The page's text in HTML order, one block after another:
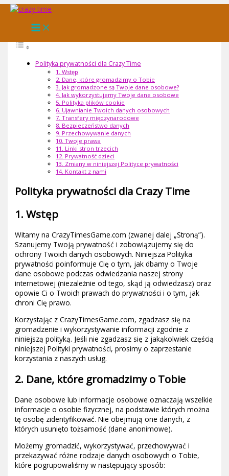
Skip
Zawartość Strony
Polityka prywatności dla Crazy Time
1. Wstęp
2. Dane, które gromadzimy o Tobie
3. Jak gromadzone są Twoje dane osobowe?
4. Jak wykorzystujemy Twoje dane osobowe
5. Polityka plików cookie
6. Ujawnianie Twoich danych osobowych
7. Transfery międzynarodowe
8. Bezpieczeństwo danych
9. Przechowywanie danych
10. Twoje prawa
11. Linki stron trzecich
12. Prywatność dzieci
13. Zmiany w niniejszej Polityce prywatności
14. Kontakt z nami
Polityka prywatności dla Crazy Time
1. Wstęp
Witamy na CrazyTimesGame.com (zwanej dalej „Stroną”).
Szanujemy Twoją prywatność i zobowiązujemy się do
ochrony Twoich danych osobowych. Niniejsza Polityka
prywatności poinformuje Cię o tym, jak dbamy o Twoje
dane osobowe podczas odwiedzania naszej strony
internetowej (niezależnie od tego, skąd ją odwiedzasz) oraz
opowie Ci o Twoich prawach do prywatności i o tym, jak
chroni Cię prawo.
Korzystając z CrazyTimesGame.com, zgadzasz się na
gromadzenie i wykorzystywanie informacji zgodnie z
niniejszą polityką. Jeśli nie zgadzasz się z jakąkolwiek częścią
niniejszej Polityki prywatności, prosimy o zaprzestanie
korzystania z naszych usług.
2. Dane, które gromadzimy o Tobie
Dane osobowe lub informacje osobowe oznaczają wszelkie
informacje o osobie fizycznej, na podstawie których można
tę osobę zidentyfikować. Nie obejmują one danych, z
których usunięto tożsamość (dane anonimowe).
Możemy gromadzić, wykorzystywać, przechowywać i
przekazywać różne rodzaje danych osobowych o Tobie,
które pogrupowaliśmy w następujący sposób: